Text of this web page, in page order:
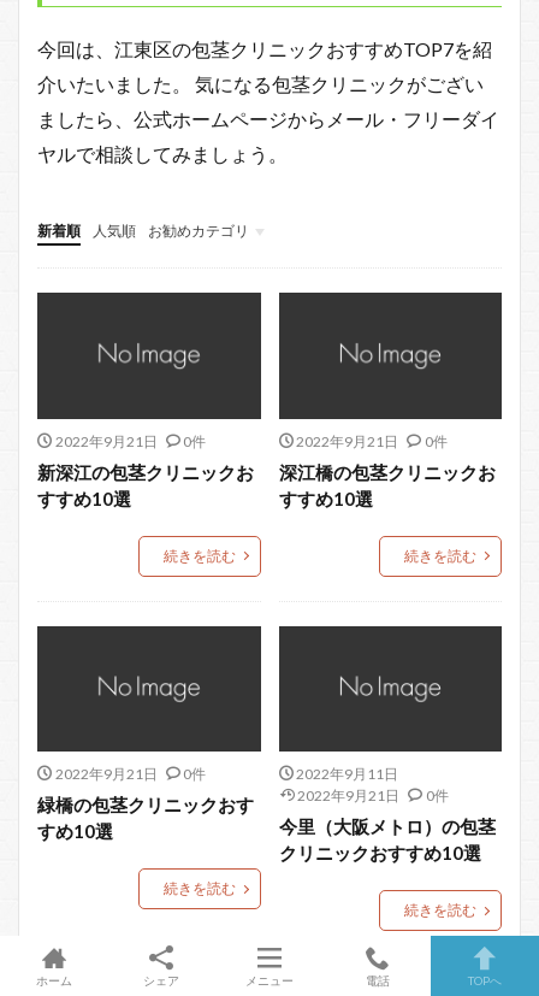
今回は、江東区の包茎クリニックおすすめTOP7を紹
介いたいました。 気になる包茎クリニックがござい
ましたら、公式ホームページからメール・フリーダイ
ヤルで相談してみましょう。
新着順 人気順
お勧めカテゴリ
北区
江戸川区
中央区
2022年9月21日 0件
新深江の包茎クリニックお
すすめ10選
続きを読む
2022年9月21日 0件
深江橋の包茎クリニックお
すすめ10選
続きを読む
2022年9月21日 0件
緑橋の包茎クリニックおす
すめ10選
続きを読む
2022年9月11日
2022年9月21日
0件
今里（大阪メトロ）の包茎
クリニックおすすめ10選
続きを読む
ホーム シェア メニュー 電話 TOPへ